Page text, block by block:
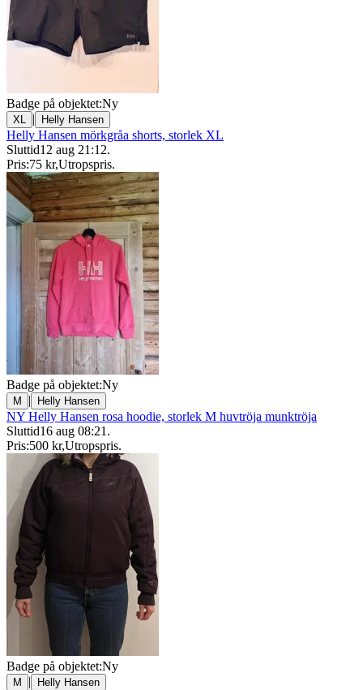
Badge på objektet:Ny
XL | Helly Hansen
Helly Hansen mörkgråa shorts, storlek XL
Sluttid12 aug 21:12.
Pris:75 kr,Utropspris.
Badge på objektet:Ny
M | Helly Hansen
NY Helly Hansen rosa hoodie, storlek M huvtröja munktröja
Sluttid16 aug 08:21 .
Pris:500 kr,Utropspris.
Badge på objektet:Ny
M | Helly Hansen